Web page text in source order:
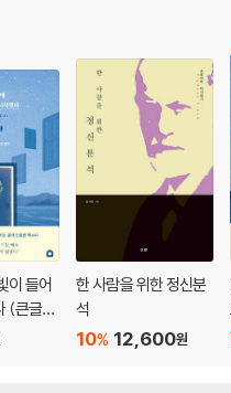
학적 비평
비나 슈필라인을 기억하며
치명적 윤리학을 위하여
강연
이 들어
(큰글자
한 사람을 위한 정신분
석
12,600원
10%